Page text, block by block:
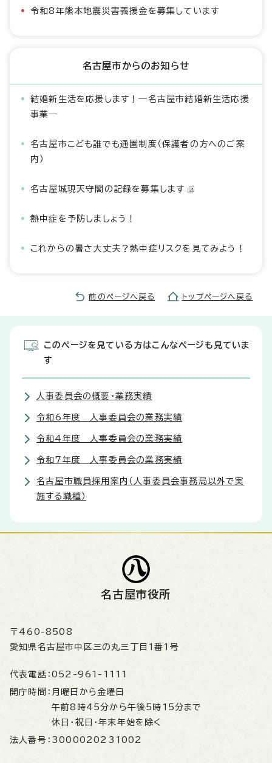
令和8年熊本地震災害義援金を募集しています
名古屋市からのお知らせ
結婚新生活を応援します！―名古屋市結婚新生活応援
事業―
名古屋市こども誰でも通園制度（保護者の方へのご案
内）
名古屋城現天守閣の記録を募集します
熱中症を予防しましょう！
これからの暑さ大丈夫？熱中症リスクを見てみよう！
前のページへ戻る トップページへ戻る
このページを見ている方はこんなページも見ていま
す
人事委員会の概要・業務実績
令和6年度 人事委員会の業務実績
令和4年度 人事委員会の業務実績
令和7年度 人事委員会の業務実績
名古屋市職員採用案内（人事委員会事務局以外で実
施する職種）
名古屋市役所
〒460-8508
愛知県名古屋市中区三の丸三丁目1番1号
代表電話： 052-961-1111
開庁時間： 月曜日から金曜日
午前8時45分から午後5時15分まで
休日・祝日・年末年始を除く
法人番号： 3000020231002